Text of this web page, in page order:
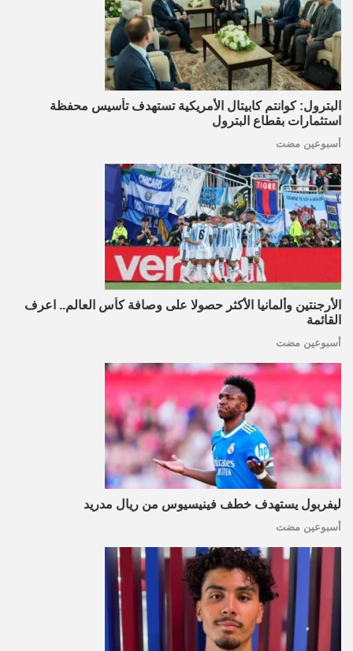
البترول: كوانتم كابيتال الأمريكية تستهدف تأسيس محفظة
استثمارات بقطاع البترول
أسبوعين مضت
الأرجنتين وألمانيا الأكثر حصولا على وصافة كأس العالم.. اعرف
القائمة
أسبوعين مضت
ليفربول يستهدف خطف فينيسيوس من ريال مدريد
أسبوعين مضت